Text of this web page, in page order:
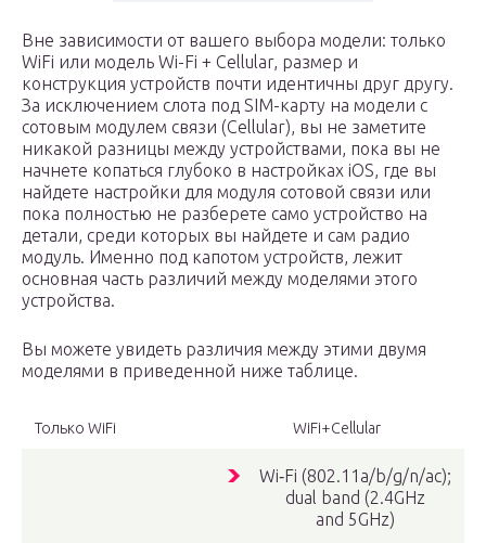
Вне зависимости от вашего выбора модели: только
WiFi или модель Wi-Fi + Cellular, размер и
конструкция устройств почти идентичны друг другу.
За исключением слота под SIM-карту на модели с
сотовым модулем связи (Cellular), вы не заметите
никакой разницы между устройствами, пока вы не
начнете копаться глубоко в настройках iOS, где вы
найдете настройки для модуля сотовой связи или
пока полностью не разберете само устройство на
детали, среди которых вы найдете и сам радио
модуль. Именно под капотом устройств, лежит
основная часть различий между моделями этого
устройства.
Вы можете увидеть различия между этими двумя
моделями в приведенной ниже таблице.
Только WiFi WiFi+Cellular
Wi‑Fi (802.11a/​b/​g/​n/​ac);
dual band (2.4GHz
and 5GHz)